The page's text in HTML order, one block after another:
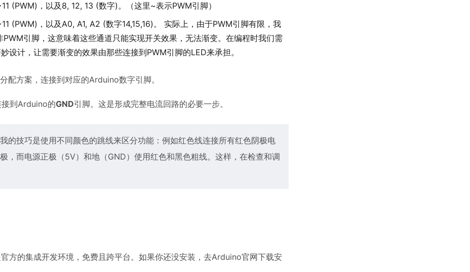
(PWM)，以及8, 12, 13 (数字)。（这里~表示PWM引脚）
(PWM)，以及A0, A1, A2 (数字14,15,16)。 实际上，由于PWM引脚有限，我
引脚，这意味着这些通道只能实现开关效果，无法渐变。在编程时我们需
设计，让需要渐变的效果由那些连接到PWM引脚的LED来承担。
配方案，连接到对应的Arduino数字引脚。
接到Arduino的GND引脚。这是形成完整电流回路的必要一步。
的技巧是使用不同颜色的跳线来区分功能：例如红色线连接所有红色阴极电
，而电源正极（5V）和地（GND）使用红色和黑色粗线。这样，在检查和调
方的集成开发环境，免费且跨平台。如果你还没安装，去Arduino官网下载安